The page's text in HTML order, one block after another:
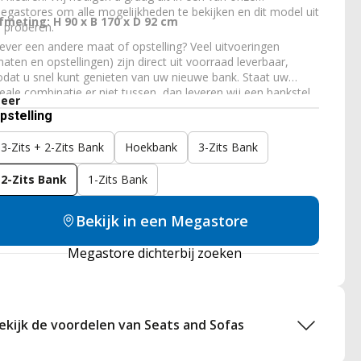
om alle mogelijkheden te bekijken en dit model uit
proberen.H 90 x B 170 x D 92 cm
een andere maat of opstelling? Veel uitvoeringen
en opstellingen) zijn direct uit voorraad leverbaar,
u snel kunt genieten van uw nieuwe bank. Staat uw
combinatie er niet tussen, dan leveren wij een bankstel
volledig op maat. Zo krijgt u bij ons eenvoudig een bank
perfect past bij uw woonkamer, wensen en zitcomfort.
3-Zits + 2-Zits Bank Hoekbank 3-Zits Bank
2-Zits Bank 1-Zits Bank
Bekijk in een Megastore
Megastore dichterbij zoeken
de voordelen van Seats and Sofas